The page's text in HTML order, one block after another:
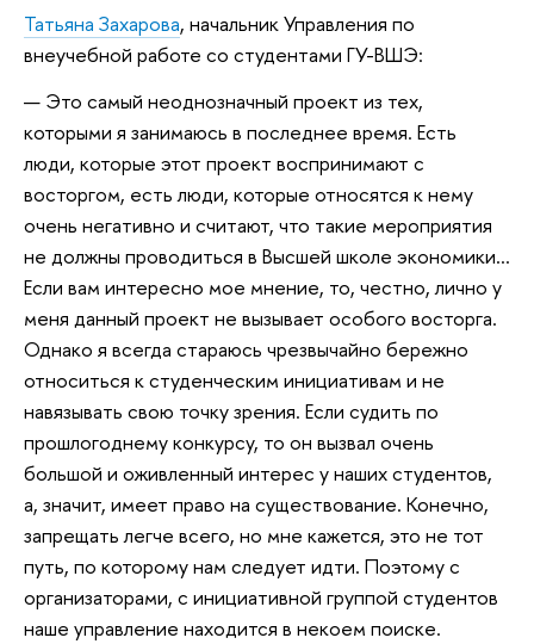
Татьяна Захарова, начальник Управления по
внеучебной работе со студентами ГУ-ВШЭ:
— Это самый неоднозначный проект из тех,
которыми я занимаюсь в последнее время. Есть
люди, которые этот проект воспринимают с
восторгом, есть люди, которые относятся к нему
очень негативно и считают, что такие мероприятия
не должны проводиться в Высшей школе экономики…
Если вам интересно мое мнение, то, честно, лично у
меня данный проект не вызывает особого восторга.
Однако я всегда стараюсь чрезвычайно бережно
относиться к студенческим инициативам и не
навязывать свою точку зрения. Если судить по
прошлогоднему конкурсу, то он вызвал очень
большой и оживленный интерес у наших студентов,
а, значит, имеет право на существование. Конечно,
запрещать легче всего, но мне кажется, это не тот
путь, по которому нам следует идти. Поэтому с
организаторами, с инициативной группой студентов
наше управление находится в некоем поиске.